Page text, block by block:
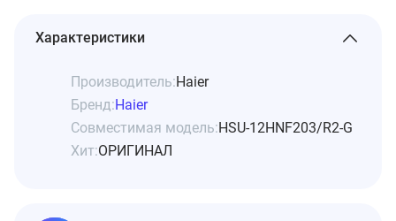
Характеристики
Производитель:Haier
Бренд:Haier
Совместимая модель:HSU-12HNF203/R2-G
Хит:ОРИГИНАЛ